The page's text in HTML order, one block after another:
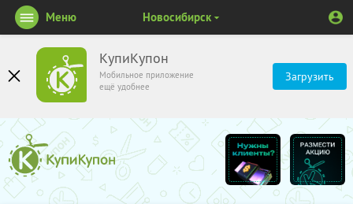
КупиКупон
Мобильное приложение
ещё удобнее
Загрузить
Меню Новосибирск